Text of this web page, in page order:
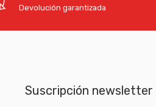
Devolución garantizada
Suscripción newsletter